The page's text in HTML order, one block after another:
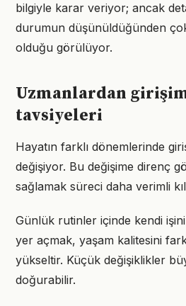
bilgiyle karar veriyor; ancak
durumun düşünüldüğünden
olduğu görülüyor.
Uzmanlardan
tavsiyeleri
Hayatın farklı dönemlerinde
değişiyor. Bu değişime direnç
sağlamak süreci daha verimli
Günlük rutinler içinde kendi
yer açmak, yaşam kalitesini
yükseltir. Küçük değişiklikler
doğurabilir.